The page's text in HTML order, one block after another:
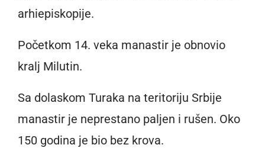
arhiepiskopije.
Početkom 14. veka manastir je obnovio
kralj Milutin.
Sa dolaskom Turaka na teritoriju Srbije
manastir je neprestano paljen i rušen. Oko
150 godina je bio bez krova.